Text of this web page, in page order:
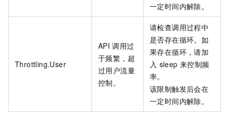
一定时间内解除。
Throttling.User
API 调用过
于频繁，超
过用户流量
控制。
请检查调用过程中
是否存在循环。如
果存在循环，请加
入 sleep 来控制频
率。
该限制触发后会在
一定时间内解除。